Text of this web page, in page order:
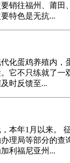
销往福州、莆田
特色是无抗...
化蛋鸡养殖内，
它不只练就了一
时反馈至...
本年1月以来。
理局等部分的查
利福尼亚州...